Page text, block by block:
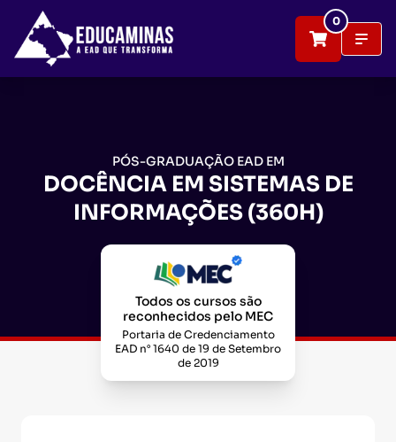
0
PÓS-GRADUAÇÃO EAD EM
DOCÊNCIA EM SISTEMAS DE
INFORMAÇÕES (360H)
Todos os cursos são
reconhecidos pelo MEC
Portaria de Credenciamento
EAD n° 1640 de 19 de Setembro
de 2019